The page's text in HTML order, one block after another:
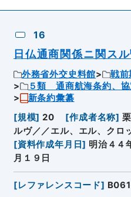
16
日仏通商関係ニ関ス
外務省外交史料館 戦前
５類 通商航海条約、協
新条約彙纂
[規模] 20 [作成者名称]
ルヴ／／エル、エル、クロ
[資料作成年月日] 明治４４
月１９日
[レファレンスコード]